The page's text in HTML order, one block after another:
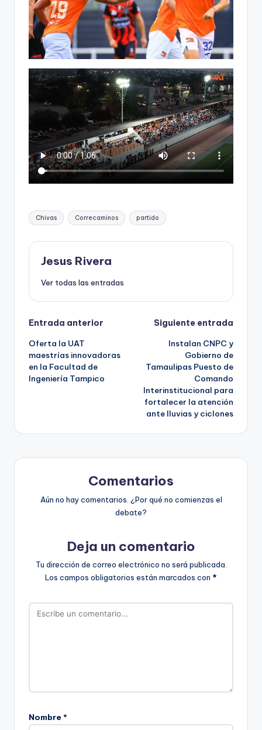
Etiquetas:
Chivas Correcaminos partido
Jesus Rivera
Ver todas las entradas
Navegación
de
entradas
Entrada anterior
Oferta la UAT
maestrías innovadoras
en la Facultad de
Ingeniería Tampico
Siguiente entrada
Instalan CNPC y
Gobierno de
Tamaulipas Puesto de
Comando
Interinstitucional para
fortalecer la atención
ante lluvias y ciclones
Comentarios
Aún no hay comentarios. ¿Por qué no comienzas el
debate?
Deja un comentario
Tu dirección de correo electrónico no será publicada.
Los campos obligatorios están marcados con *
Nombre *